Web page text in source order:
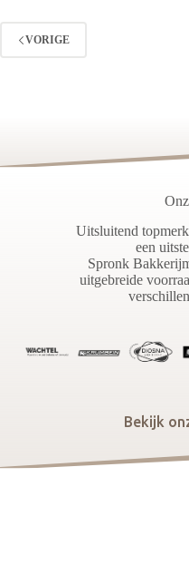
VORIGE
Uitsluitend
een
Spronk
uitgebreide
Bekijk